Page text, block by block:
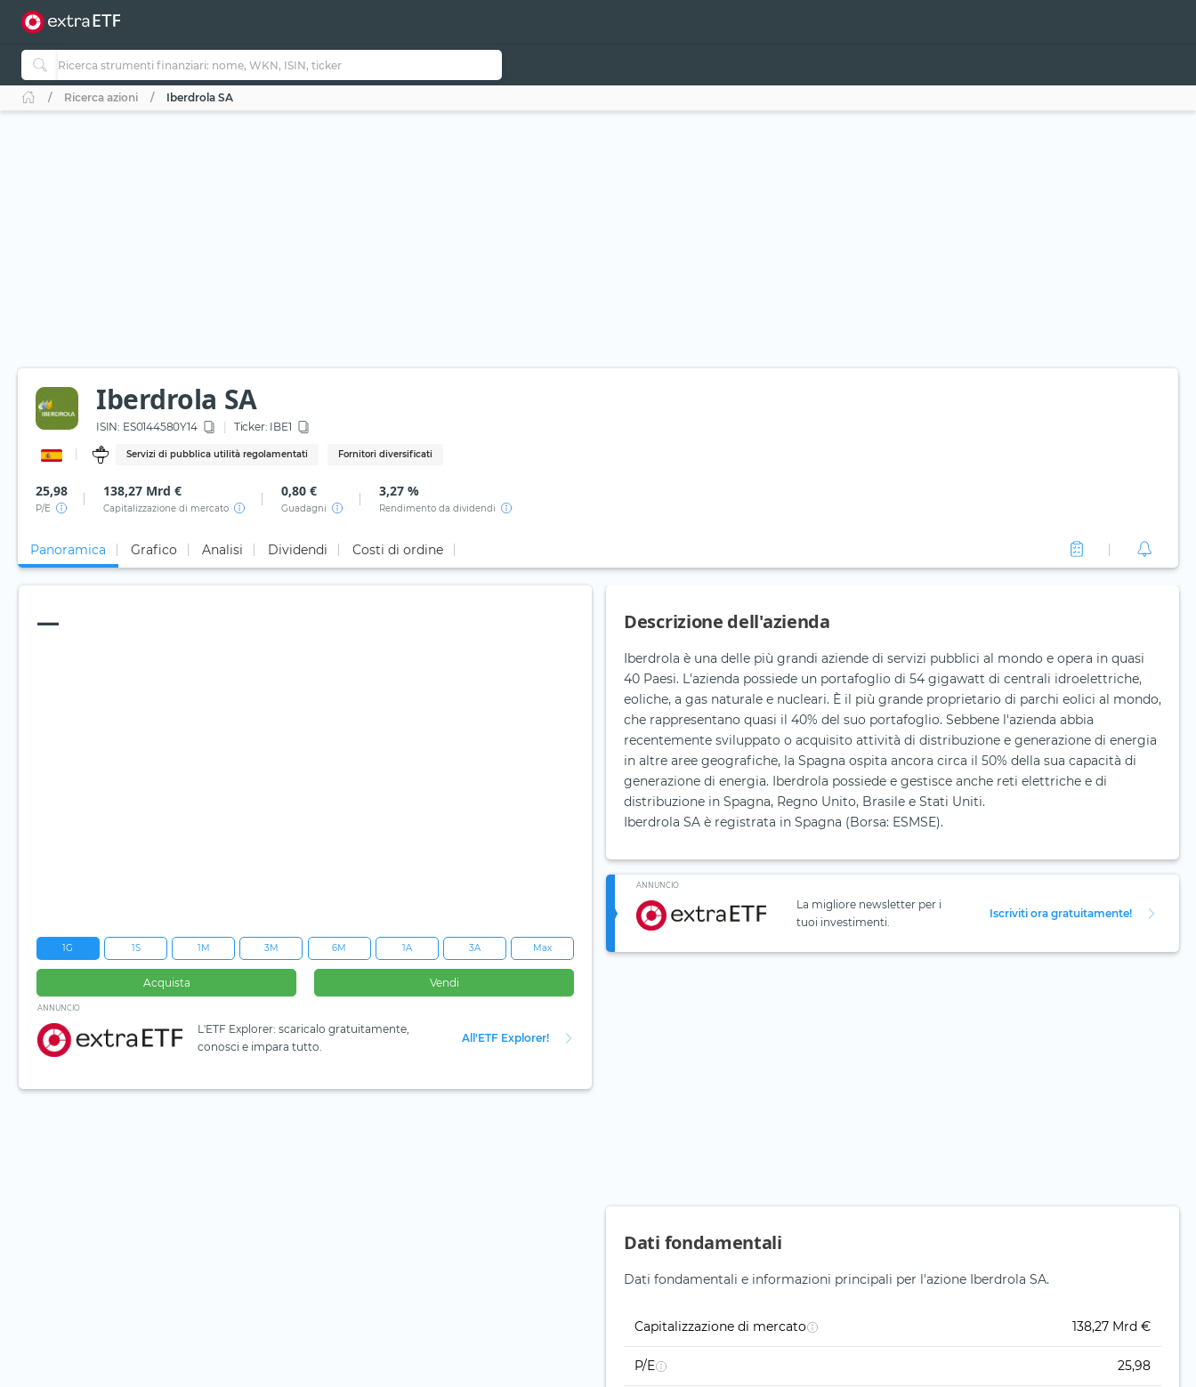
Ricerca azioni Iberdrola SA
Iberdrola SA
ISIN: ES0144580Y14 Ticker: IBE1
Servizi di pubblica utilità regolamentati Fornitori diversificati
25,98
P/E
138,27 Mrd €
Capitalizzazione di mercato
0,80 €
Guadagni
3,27 %
Rendimento da dividendi
Panoramica Grafico Analisi Dividendi Costi di ordine
—
1G 1S 1M 3M 6M 1A 3A Max
Acquista Vendi
ANNUNCIO
L'ETF Explorer: scaricalo gratuitamente,
conosci e impara tutto.
All'ETF Explorer!
Descrizione dell'azienda
Iberdrola è una delle più grandi aziende di servizi pubblici al mondo e opera in quasi
40 Paesi. L'azienda possiede un portafoglio di 54 gigawatt di centrali idroelettriche,
eoliche, a gas naturale e nucleari. È il più grande proprietario di parchi eolici al mondo,
che rappresentano quasi il 40% del suo portafoglio. Sebbene l'azienda abbia
recentemente sviluppato o acquisito attività di distribuzione e generazione di energia
in altre aree geografiche, la Spagna ospita ancora circa il 50% della sua capacità di
generazione di energia. Iberdrola possiede e gestisce anche reti elettriche e di
distribuzione in Spagna, Regno Unito, Brasile e Stati Uniti.
Iberdrola SA è registrata in Spagna (Borsa: ESMSE).
ANNUNCIO
La migliore newsletter per i
tuoi investimenti.
Iscriviti ora gratuitamente!
Dati fondamentali
Dati fondamentali e informazioni principali per l'azione Iberdrola SA.
Capitalizzazione di mercato 138,27 Mrd €
P/E 25,98